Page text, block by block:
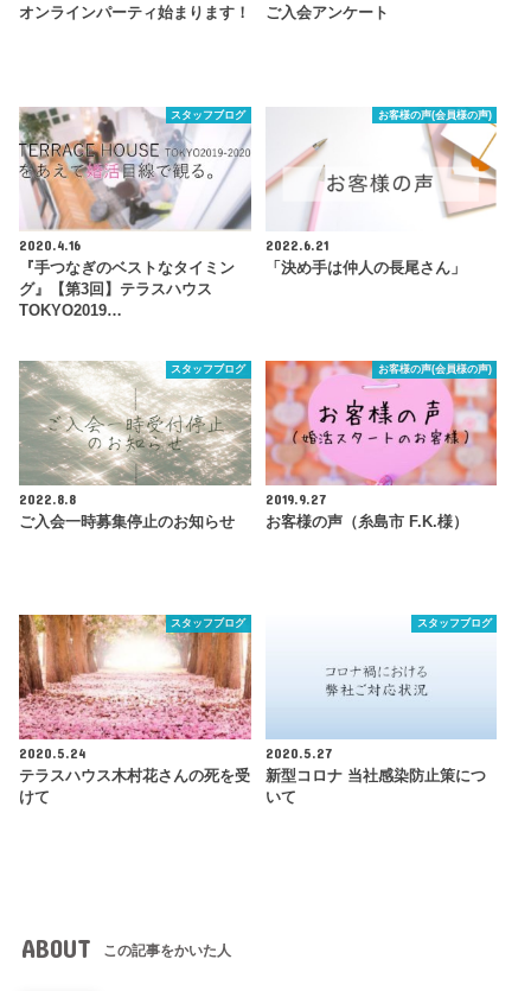
オンラインパーティ始まります！
ご入会アンケート
スタッフブログ
2020.4.16
『手つなぎのベストなタイミン
グ』【第3回】テラスハウス
TOKYO2019…
お客様の声(会員様の声)
2022.6.21
「決め手は仲人の長尾さん」
スタッフブログ
2022.8.8
ご入会一時募集停止のお知らせ
お客様の声(会員様の声)
2019.9.27
お客様の声（糸島市 F.K.様）
スタッフブログ
2020.5.24
テラスハウス木村花さんの死を受
けて
スタッフブログ
2020.5.27
新型コロナ 当社感染防止策につ
いて
ABOUT この記事をかいた人